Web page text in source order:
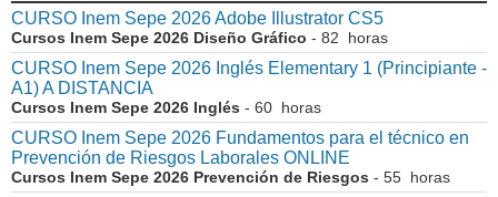
CURSO Inem Sepe 2026 Adobe Illustrator CS5
Cursos Inem Sepe 2026 Diseño Gráfico - 82 horas
CURSO Inem Sepe 2026 Inglés Elementary 1 (Principiante -
A1) A DISTANCIA
Cursos Inem Sepe 2026 Inglés - 60 horas
CURSO Inem Sepe 2026 Fundamentos para el técnico en
Prevención de Riesgos Laborales ONLINE
Cursos Inem Sepe 2026 Prevención de Riesgos - 55 horas